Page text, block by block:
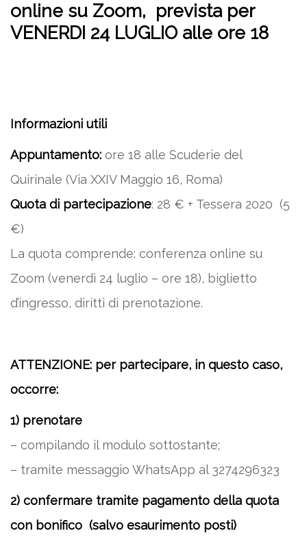
online su Zoom, prevista per
VENERDI 24 LUGLIO alle ore 18
Informazioni utili
Appuntamento: ore 18 alle Scuderie del
Quirinale (Via XXIV Maggio 16, Roma)
Quota di partecipazione: 28 € + Tessera 2020 (5
€)
La quota comprende: conferenza online su
Zoom (venerdì 24 luglio – ore 18), biglietto
d’ingresso, diritti di prenotazione.
ATTENZIONE: per partecipare, in questo caso,
occorre:
1) prenotare
– compilando il modulo sottostante;
– tramite messaggio WhatsApp al 3274296323
2) confermare tramite pagamento della quota
con bonifico (salvo esaurimento posti)